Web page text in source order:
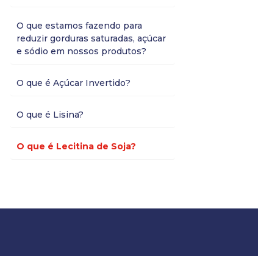
O que estamos fazendo para
reduzir gorduras saturadas, açúcar
e sódio em nossos produtos?
O que é Açúcar Invertido?
O que é Lisina?
O que é Lecitina de Soja?